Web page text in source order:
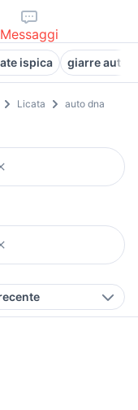
Messaggi
ispica giarre auto
Licata auto dna